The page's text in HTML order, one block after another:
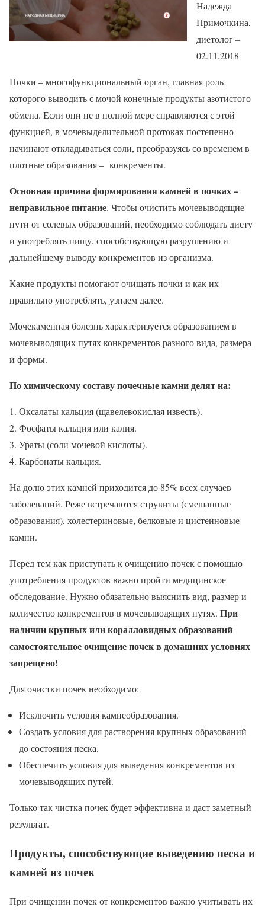
Надежда
Примочкина,
диетолог –
02.11.2018
Почки – многофункциональный орган, главная роль
которого выводить с мочой конечные продукты азотистого
обмена. Если они не в полной мере справляются с этой
функцией, в мочевыделительной протоках постепенно
начинают откладываться соли, преобразуясь со временем в
плотные образования – конкременты.
Основная причина формирования камней в почках –
неправильное питание. Чтобы очистить мочевыводящие
пути от солевых образований, необходимо соблюдать диету
и употреблять пищу, способствующую разрушению и
дальнейшему выводу конкрементов из организма.
Какие продукты помогают очищать почки и как их
правильно употреблять, узнаем далее.
Мочекаменная болезнь характеризуется образованием в
мочевыводящих путях конкрементов разного вида, размера
и формы.
По химическому составу почечные камни делят на:
Оксалаты кальция (щавелевокислая известь).
Фосфаты кальция или калия.
Ураты (соли мочевой кислоты).
Карбонаты кальция.
На долю этих камней приходится до 85% всех случаев
заболеваний. Реже встречаются струвиты (смешанные
образования), холестериновые, белковые и цистеиновые
камни.
Перед тем как приступать к очищению почек с помощью
употребления продуктов важно пройти медицинское
обследование. Нужно обязательно выяснить вид, размер и
количество конкрементов в мочевыводящих путях. При
наличии крупных или коралловидных образований
самостоятельное очищение почек в домашних условиях
запрещено!
Для очистки почек необходимо:
Исключить условия камнеобразования.
Создать условия для растворения крупных образований
до состояния песка.
Обеспечить условия для выведения конкрементов из
мочевыводящих путей.
Только так чистка почек будет эффективна и даст заметный
результат.
Продукты, способствующие выведению песка и
камней из почек
При очищении почек от конкрементов важно учитывать их